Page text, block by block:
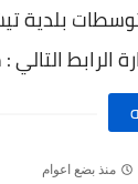
بلدية
الرابط
منذ بضع اعوام